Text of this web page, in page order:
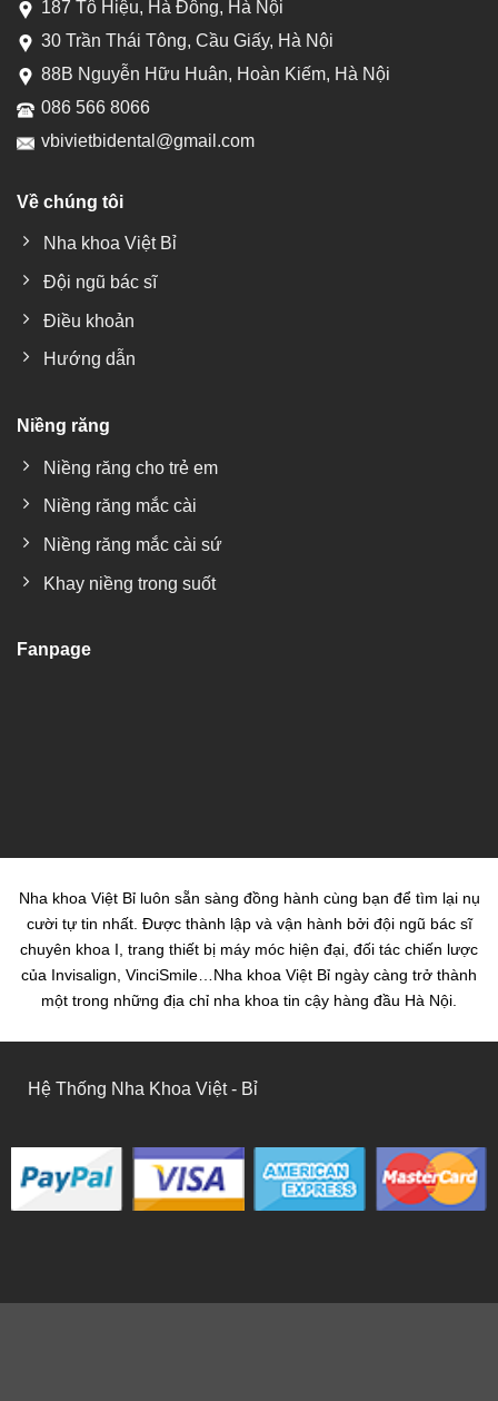
187 Tô Hiệu, Hà Đông, Hà Nội
30 Trần Thái Tông, Cầu Giấy, Hà Nội
88B Nguyễn Hữu Huân, Hoàn Kiếm, Hà Nội
086 566 8066
vbivietbidental@gmail.com
Về chúng tôi
Nha khoa Việt Bỉ
Đội ngũ bác sĩ
Điều khoản
Hướng dẫn
Niềng răng
Niềng răng cho trẻ em
Niềng răng mắc cài
Niềng răng mắc cài sứ
Khay niềng trong suốt
Fanpage
Nha khoa Việt Bỉ luôn sẵn sàng đồng hành cùng bạn để tìm lại nụ
cười tự tin nhất. Được thành lập và vận hành bởi đội ngũ bác sĩ
chuyên khoa I, trang thiết bị máy móc hiện đại, đối tác chiến lược
của Invisalign, VinciSmile…Nha khoa Việt Bỉ ngày càng trở thành
một trong những địa chỉ nha khoa tin cậy hàng đầu Hà Nội.
Hệ Thống Nha Khoa Việt - Bỉ